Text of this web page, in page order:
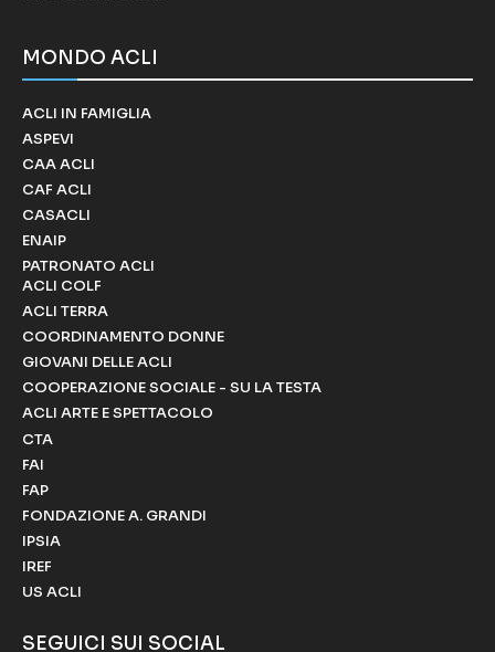
MONDO ACLI
ACLI IN FAMIGLIA
ASPEVI
CAA ACLI
CAF ACLI
CASACLI
ENAIP
PATRONATO ACLI
ACLI COLF
ACLI TERRA
COORDINAMENTO DONNE
GIOVANI DELLE ACLI
COOPERAZIONE SOCIALE - SU LA TESTA
ACLI ARTE E SPETTACOLO
CTA
FAI
FAP
FONDAZIONE A. GRANDI
IPSIA
IREF
US ACLI
SEGUICI SUI SOCIAL